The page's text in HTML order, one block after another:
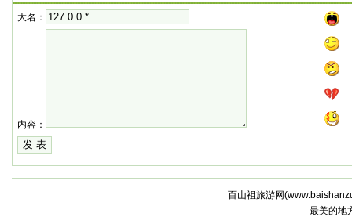
大名：
内容：
百山祖旅游网(
最美的地